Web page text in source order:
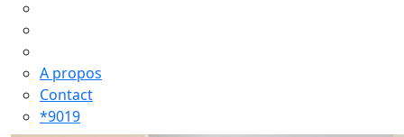
A propos
Contact
*9019